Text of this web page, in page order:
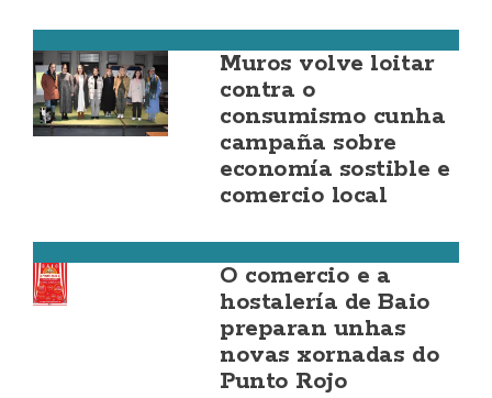
Muros volve loitar
contra o
consumismo cunha
campaña sobre
economía sostible e
comercio local
O comercio e a
hostalería de Baio
preparan unhas
novas xornadas do
Punto Rojo